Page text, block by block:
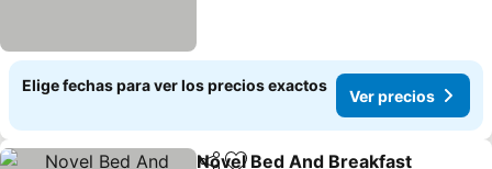
Elige fechas para ver los precios exactos
Ver precios
Novel Bed And Breakfast